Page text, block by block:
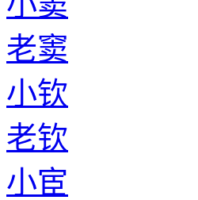
老窦
小钦
老钦
小宦